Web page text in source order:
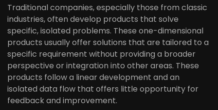
Traditional companies, especially those from classic
industries, often develop products that solve
specific, isolated problems. These one-dimensional
products usually offer solutions that are tailored to a
specific requirement without providing a broader
perspective or integration into other areas. These
products follow a linear development and an
isolated data flow that offers little opportunity for
feedback and improvement.